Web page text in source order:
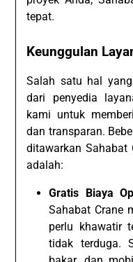
tepat.
Keunggulan
Salah satu hal
dari penyedia
kami untuk
dan transparan.
ditawarkan Sahabat
adalah:
Gratis Biaya
Sahabat Crane
perlu khawatir
tidak terduga.